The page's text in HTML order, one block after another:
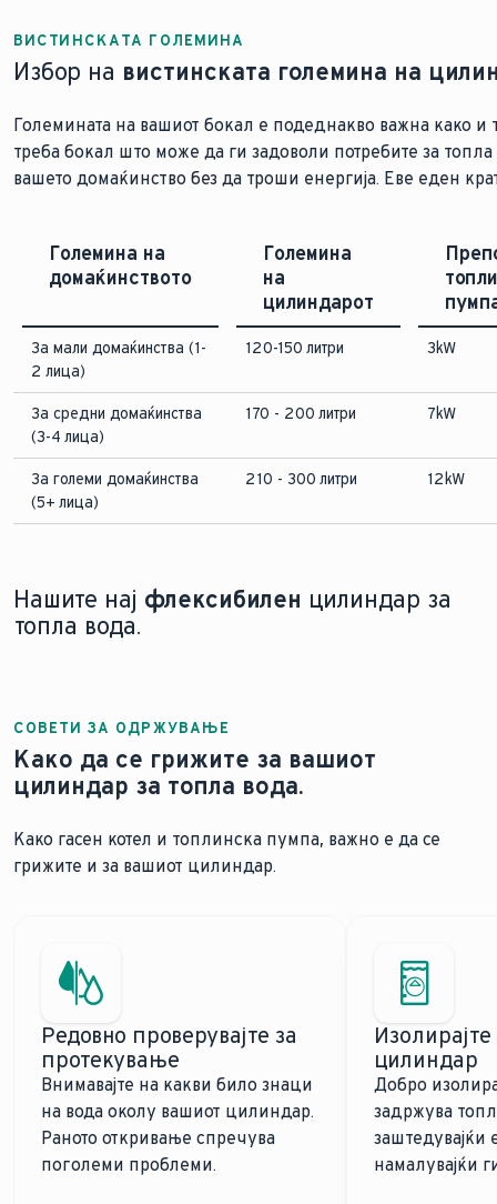
ВИСТИНСКАТА ГОЛЕМИНА
Избор на вистинската големина на
Големината на вашиот бокал е подеднакво важна како и
треба бокал што може да ги задоволи потребите за топла
вашето домаќинство без да троши енергија. Еве еден
Големина на
домаќинството
Големина
на
цилиндарот
За мали домаќинства (1-
2 лица)
120-150 литри 3kW
За средни домаќинства
(3-4 лица)
170 - 200 литри 7kW
За големи домаќинства
(5+ лица)
210 - 300 литри 12kW
Нашите нај флексибилен цилиндар за
топла вода.
СОВЕТИ ЗА ОДРЖУВАЊЕ
Како да се грижите за вашиот
цилиндар за топла вода.
Како гасен котел и топлинска пумпа, важно е да се
грижите и за вашиот цилиндар.
Редовно проверувајте за
протекување
Внимавајте на какви било знаци
на вода околу вашиот цилиндар.
Раното откривање спречува
поголеми проблеми.
цилиндар
Добро
задржува
заштедувајќи
намалувајќи